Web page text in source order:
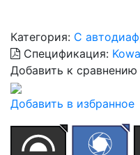
Категория: С
Спецификация:
Добавить к сравнению
Добавить в избранное